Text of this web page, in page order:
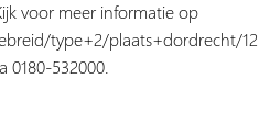
voor meer informatie op
type+2/plaats+dordrecht/
532000.